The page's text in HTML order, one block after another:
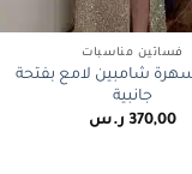
فساتين مناسبات
شامبين لامع بفتحة
جانبية
370,00 ر.س